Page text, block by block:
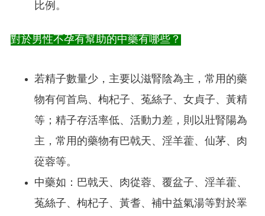
比例。
對於男性不孕有幫助的中藥有哪些？
若精子數量少，主要以滋腎陰為主，常用的藥
物有何首烏、枸杞子、菟絲子、女貞子、黃精
等；精子存活率低、活動力差，則以壯腎陽為
主，常用的藥物有巴戟天、淫羊藿、仙茅、肉
蓯蓉等。
中藥如：巴戟天、肉從蓉、覆盆子、淫羊藿、
菟絲子、枸杞子、黃耆、補中益氣湯等對於睪